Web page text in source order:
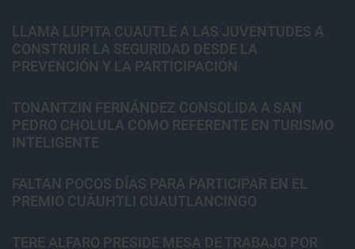
LLAMA LUPITA CUAUTLE A LAS JUVENTUDES A
CONSTRUIR LA SEGURIDAD DESDE LA
PREVENCIÓN Y LA PARTICIPACIÓN
TONANTZIN FERNÁNDEZ CONSOLIDA A SAN
PEDRO CHOLULA COMO REFERENTE EN TURISMO
INTELIGENTE
FALTAN POCOS DÍAS PARA PARTICIPAR EN EL
PREMIO CUĀUHTLI CUAUTLANCINGO
TERE ALFARO PRESIDE MESA DE TRABAJO POR